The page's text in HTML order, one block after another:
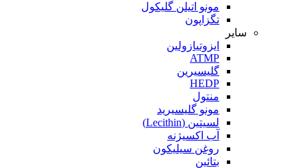
مونو اتیلن گلیکول
تگزاپون
سایر
ایزوتیازولین
ATMP
گلیسیرین
HEDP
منتول
مونو گلیسیرید
لسیتین (Lecithin)
آب اکسیژنه
روغن سیلیکون
بتائین